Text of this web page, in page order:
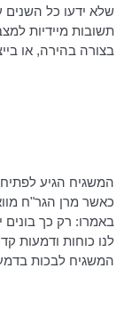
שלא ידעו כל
תשובות מיידיות
בצורה בהירה, או
המשגיח הגיע
כאשר מרן הגר"ח
באמרו: רק כך
לנו כוחות ודמעות
המשגיח לבכות